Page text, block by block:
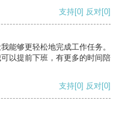
支持[0] 反对[0]
能够更轻松地完成工作任务。
以提前下班，有更多的时间陪
支持[0] 反对[0]